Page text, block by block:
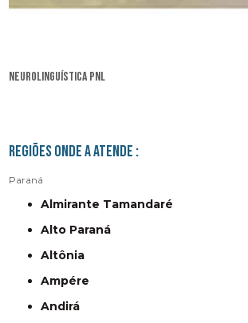
neurolinguística pnl
Regiões onde a atende :
Paraná
Almirante Tamandaré
Alto Paraná
Altônia
Ampére
Andirá